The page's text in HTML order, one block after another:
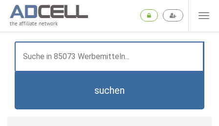
the affiliate network
suchen